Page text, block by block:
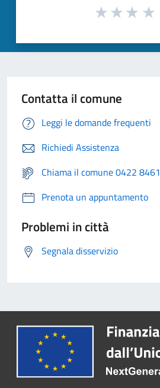
Contatta il comune
Leggi le domande frequenti
Richiedi Assistenza
Chiama il comune 0422 8461
Prenota un appuntamento
Problemi in città
Segnala disservizio